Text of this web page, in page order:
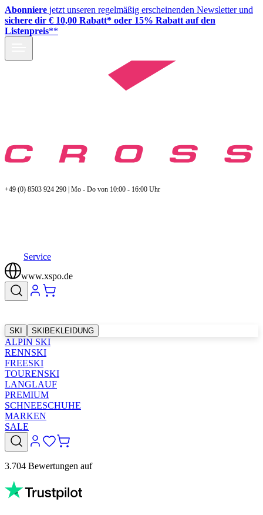
Abonniere jetzt unseren regelmäßig erscheinenden Newsletter und
sichere dir € 10,00 Rabatt* oder 15% Rabatt auf den
Listenpreis**
+49 (0) 8503 924 290 | Mo - Do von 10:00 - 16:00 Uhr
Service
www.xspo.de
SKI SKIBEKLEIDUNG
ALPIN SKI
RENNSKI
FREESKI
TOURENSKI
LANGLAUF
PREMIUM
SCHNEESCHUHE
MARKEN
SALE
3.704 Bewertungen auf